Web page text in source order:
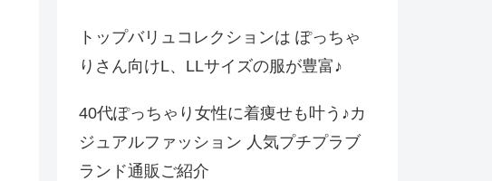
トップバリュコレクションは ぽっちゃ
りさん向けL、LLサイズの服が豊富♪
40代ぽっちゃり女性に着痩せも叶う♪カ
ジュアルファッション 人気プチプラブ
ランド通販ご紹介